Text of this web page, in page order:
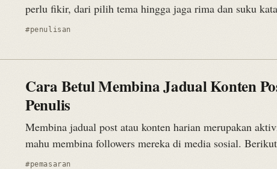
perlu fikir, dari pilih tema hingga jaga rima dan suku
#penulisan
Cara Betul Membina Jadual Konten
Penulis
Membina jadual post atau konten harian merupakan
mahu membina followers mereka di media sosial.
#pemasaran